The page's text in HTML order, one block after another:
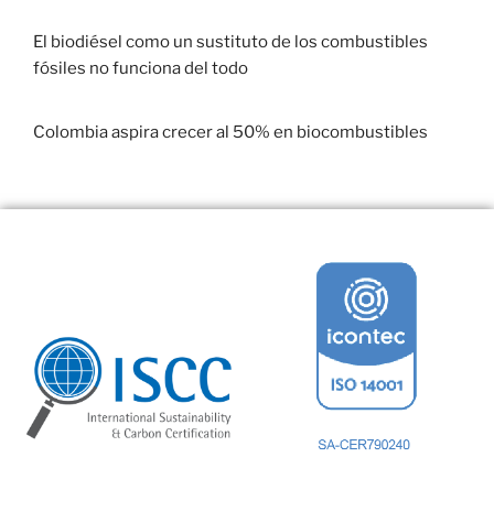
El biodiésel como un sustituto de los combustibles
fósiles no funciona del todo
Colombia aspira crecer al 50% en biocombustibles